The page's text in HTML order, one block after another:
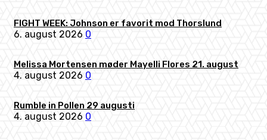
FIGHT WEEK: Johnson er favorit mod Thorslund
6. august 2026 0
Melissa Mortensen møder Mayelli Flores 21. august
4. august 2026 0
Rumble in Pollen 29 augusti
4. august 2026 0